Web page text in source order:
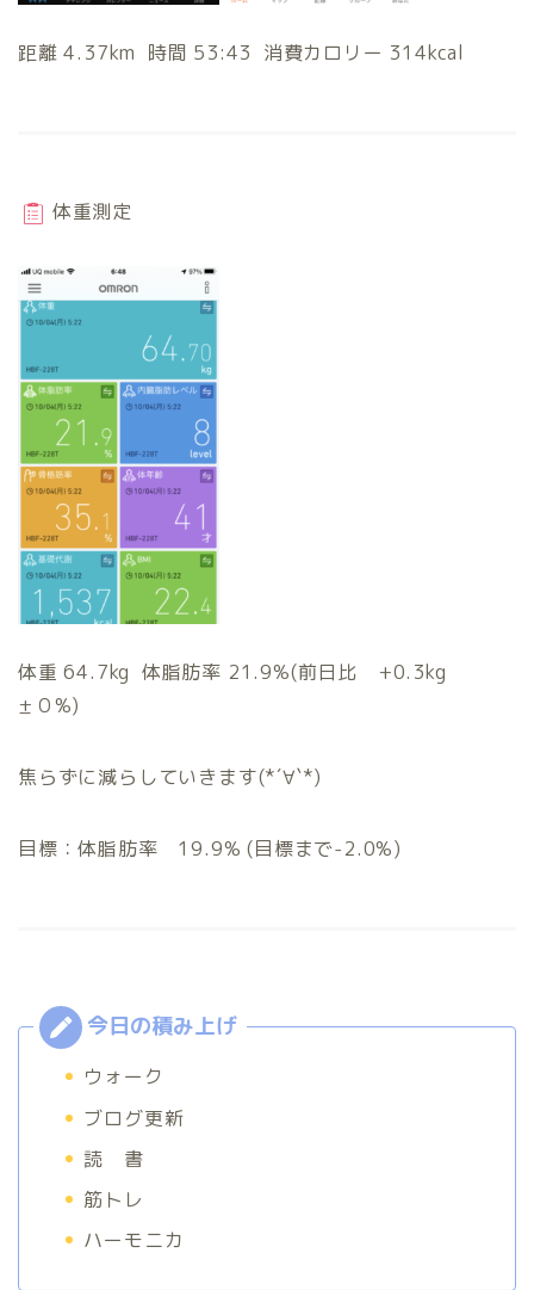
距離 4.37km 時間 53:43 消費カロリー 314kcal
体重測定
体重 64.7kg 体脂肪率 21.9%(前日比 +0.3kg
±０%)
焦らずに減らしていきます(*´∀`*)
目標：体脂肪率 19.9% (目標まで-2.0%)
ウォーク
ブログ更新
読 書
筋トレ
ハーモニカ